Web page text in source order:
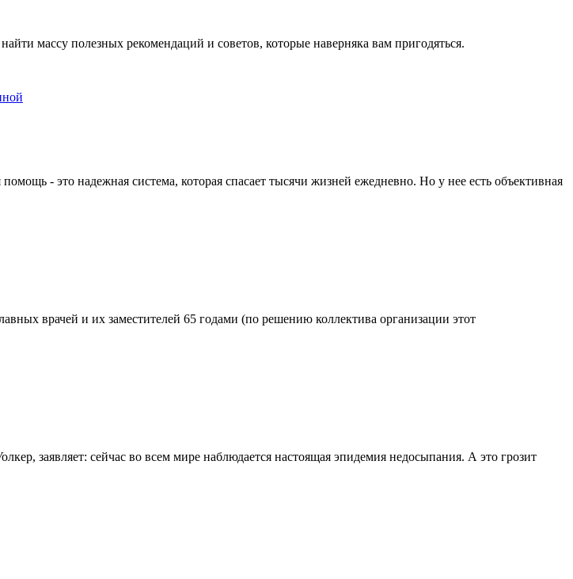
массу полезных рекомендаций и советов, которые наверняка вам пригодяться.
- это надежная система, которая спасает тысячи жизней ежедневно. Но у нее есть объективная
врачей и их заместителей 65 годами (по решению коллектива организации этот
заявляет: сейчас во всем мире наблюдается настоящая эпидемия недосыпания. А это грозит